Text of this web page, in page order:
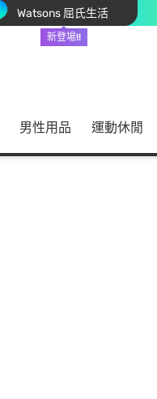
Watsons 屈氏生活
新登場!!
男性用品 運動休閒